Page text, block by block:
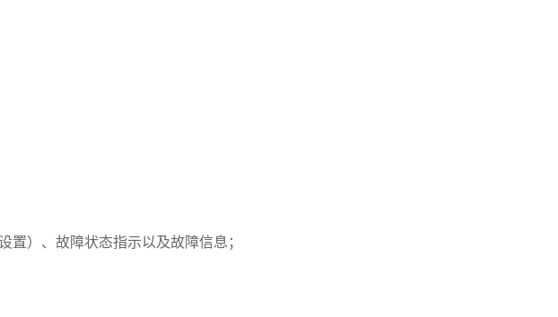
）、故障状态指示以及故障信息；